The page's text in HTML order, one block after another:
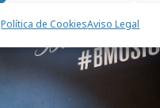
Política de CookiesAviso Legal